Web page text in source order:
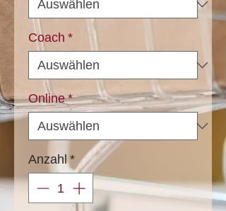
Coach *
Online *
Anzahl *